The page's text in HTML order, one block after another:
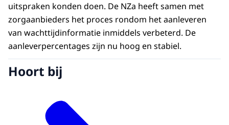
uitspraken konden doen. De NZa heeft samen met
zorgaanbieders het proces rondom het aanleveren
van wachttijdinformatie inmiddels verbeterd. De
aanleverpercentages zijn nu hoog en stabiel.
Hoort bij